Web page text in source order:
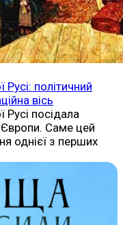
політичний
вісь
посідала
Європи. Саме цей
однієї з перших